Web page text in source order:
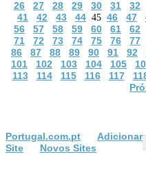
26
27 28 29 30 31 32
41
42 43 44 45 46 47
56
57 58 59 60 61 62
71
72 73 74 75 76 77
86
87 88 89 90 91 92
101
102 103 104 105
113
114 115 116 117
Portugal.com.pt
Adicionar
Site
Novos Sites